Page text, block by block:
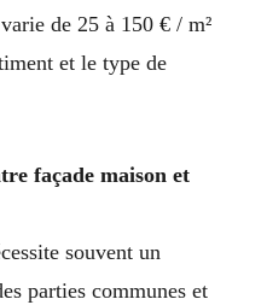
varie de 25 à 150 € / m²
et le type de
façade maison et
souvent un
parties communes et